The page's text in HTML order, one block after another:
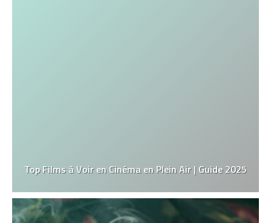
Top Films à Voir en Cinéma en Plein Air | Guide 2025